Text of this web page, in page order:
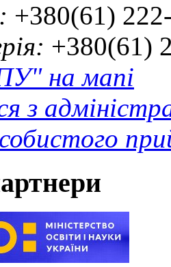
+380(61)
+380(61)
на мапі
з